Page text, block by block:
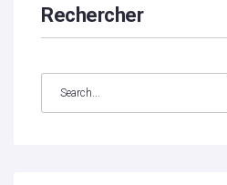
Rechercher